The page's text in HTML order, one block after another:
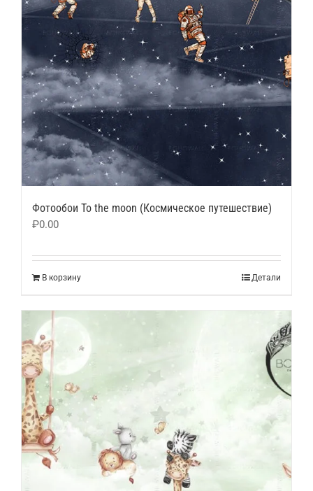
Фотообои To the moon (Космическое путешествие)
₽0.00
В корзину Детали